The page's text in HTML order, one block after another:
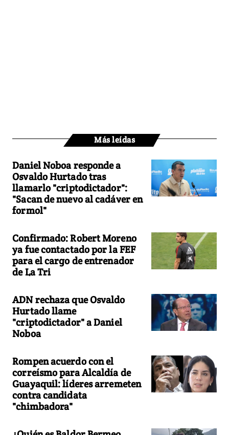
Más leídas
Daniel Noboa responde a
Osvaldo Hurtado tras
llamarlo "criptodictador":
"Sacan de nuevo al cadáver en
formol"
Confirmado: Robert Moreno
ya fue contactado por la FEF
para el cargo de entrenador
de La Tri
ADN rechaza que Osvaldo
Hurtado llame
"criptodictador" a Daniel
Noboa
Rompen acuerdo con el
correísmo para Alcaldía de
Guayaquil: líderes arremeten
contra candidata
"chimbadora"